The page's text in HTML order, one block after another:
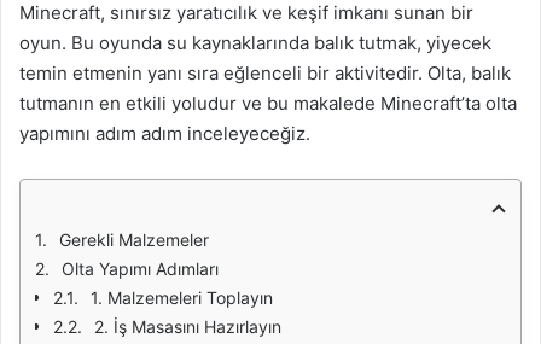
Minecraft, sınırsız yaratıcılık ve keşif imkanı sunan bir
oyun. Bu oyunda su kaynaklarında balık tutmak, yiyecek
temin etmenin yanı sıra eğlenceli bir aktivitedir. Olta, balık
tutmanın en etkili yoludur ve bu makalede Minecraft’ta olta
yapımını adım adım inceleyeceğiz.
Gerekli Malzemeler
Olta Yapımı Adımları
1. Malzemeleri Toplayın
2. İş Masasını Hazırlayın